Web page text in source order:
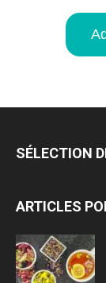
SÉLECTION
ARTICLES